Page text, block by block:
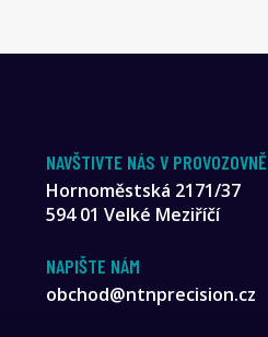
NAVŠTIVTE NÁS V PROVOZOVNĚ
Hornoměstská 2171/37
594 01 Velké Meziříčí
NAPIŠTE NÁM
obchod@ntnprecision.cz